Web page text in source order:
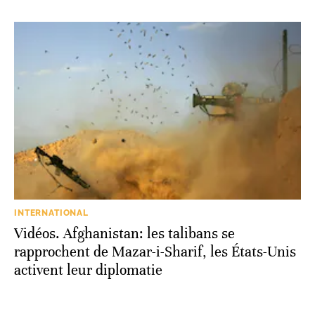
INTERNATIONAL
Vidéos. Afghanistan: les talibans se
rapprochent de Mazar-i-Sharif, les États-Unis
activent leur diplomatie